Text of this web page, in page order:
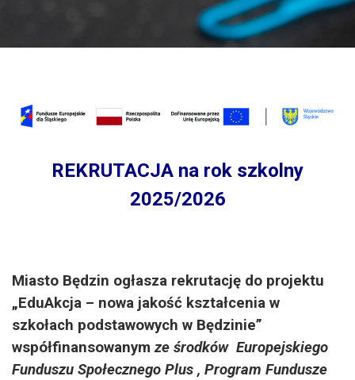
REKRUTACJA na rok szkolny
2025/2026
Miasto Będzin ogłasza rekrutację do projektu
„EduAkcja – nowa jakość kształcenia w
szkołach podstawowych w Będzinie”
współfinansowanym ze środków Europejskiego
Funduszu Społecznego Plus , Program Fundusze